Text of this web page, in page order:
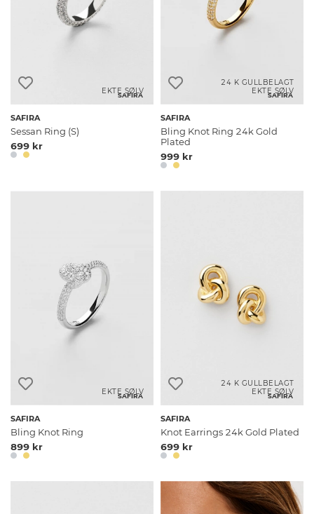
SAFIRA
EKTE SØLV
SAFIRA
Sessan Ring (S)
699 kr
SAFIRA
24 K GULLBELAGT
EKTE SØLV
SAFIRA
Bling Knot Ring 24k Gold
Plated
999 kr
SAFIRA
EKTE SØLV
SAFIRA
Bling Knot Ring
899 kr
SAFIRA
24 K GULLBELAGT
EKTE SØLV
SAFIRA
Knot Earrings 24k Gold Plated
699 kr